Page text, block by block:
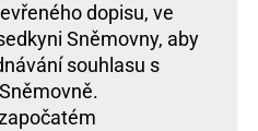
dopisu, ve
Sněmovny, aby
souhlasu s